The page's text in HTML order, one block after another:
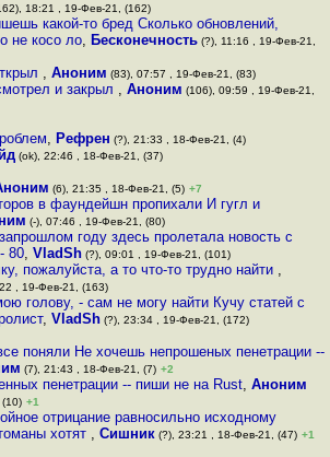
18:21 , 19-Фев-21, (162)
какой-то бред Сколько обновлений,
не косо ло, Бесконечность(?), 11:16 , 19-Фев-21,
,Аноним (83), 07:57 , 19-Фев-21, (83)
и закрыл , Аноним (106), 09:59 , 19-Фев-21,
, Рефрен (?), 21:33 , 18-Фев-21, (4)
(ok), 22:46 , 18-Фев-21, (37)
(6), 21:35 , 18-Фев-21, (5) +7
в фаундейшн пропихали И гугл и
(-), 07:46 , 19-Фев-21, (80)
году здесь пролетала новость с
80, VladSh(?), 09:01 , 19-Фев-21, (101)
пожалуйста, а то что-то трудно найти ,
, 19-Фев-21, (163)
голову, - сам не могу найти Кучу статей с
,VladSh (?), 23:34 , 19-Фев-21, (172)
поняли Не хочешь непрошеных пенетрации --
(7), 21:43 , 18-Фев-21, (7) +2
пенетрации -- пиши не на Rust, Аноним
+1
отрицание равносильно исходному
хотят , Сишник(?), 23:21 , 18-Фев-21, (47) +1